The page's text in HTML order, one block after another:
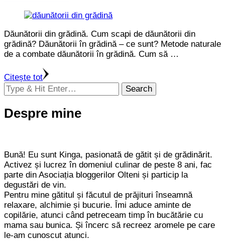
Dăunătorii din grădină. Cum scapi de dăunătorii din
grădină? Dăunătorii în grădină – ce sunt? Metode naturale
de a combate dăunătorii în grădină. Cum să …
Citește tot
Looking
for
Something?
Despre mine
Bună! Eu sunt Kinga, pasionată de gătit și de grădinărit.
Activez și lucrez în domeniul culinar de peste 8 ani, fac
parte din Asociația bloggerilor Olteni și particip la
degustări de vin.
Pentru mine gătitul și făcutul de prăjituri înseamnă
relaxare, alchimie și bucurie. Îmi aduce aminte de
copilărie, atunci când petreceam timp în bucătărie cu
mama sau bunica. Și încerc să recreez aromele pe care
le-am cunoscut atunci.